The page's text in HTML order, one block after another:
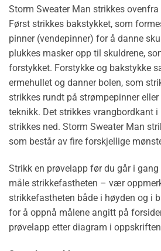
Storm Sweater Man strikkes
Først strikkes bakstykket, som
pinner (vendepinner) for å danne
plukkes masker opp til skuldrene,
forstykket. Forstykke og bakstykke
ermehullet og danner bolen, som
strikkes rundt på strømpepinner
teknikk. Det strikkes vrangbordkant
strikkes ned. Storm Sweater Man
som består av fire forskjellige
Strikk en prøvelapp før du går i
måle strikkefastheten – vær
strikkefastheten både i høyden og i
for å oppnå målene angitt på
prøvelapp etter diagram i